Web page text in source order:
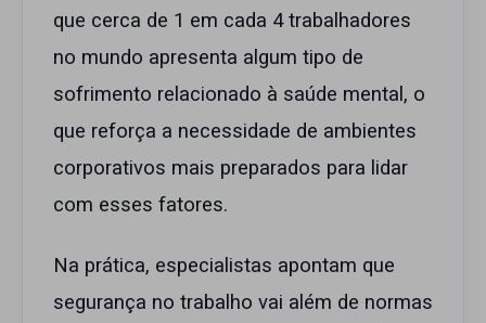
que cerca de 1 em cada 4 trabalhadores
no mundo apresenta algum tipo de
sofrimento relacionado à saúde mental, o
que reforça a necessidade de ambientes
corporativos mais preparados para lidar
com esses fatores.
Na prática, especialistas apontam que
segurança no trabalho vai além de normas